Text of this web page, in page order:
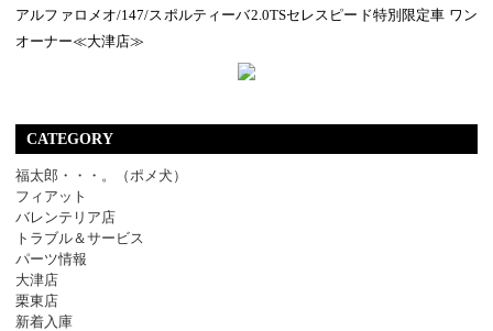
アルファロメオ/147/スポルティーバ2.0TSセレスピード特別限定車 ワン
オーナー≪大津店≫
CATEGORY
福太郎・・・。（ポメ犬）
フィアット
バレンテリア店
トラブル＆サービス
パーツ情報
大津店
栗東店
新着入庫